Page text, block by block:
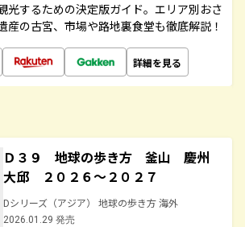
光するための決定版ガイド。エリア別おさ
産の古宮、市場や路地裏食堂も徹底解説！
詳細を見る
Ｄ３９ 地球の歩き方 釜山 慶州
大邱 ２０２６～２０２７
Dシリーズ（アジア） 地球の歩き方 海外
2026.01.29 発売